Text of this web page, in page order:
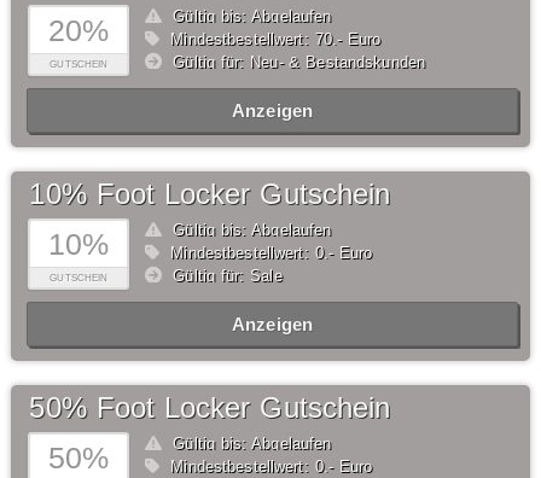
20%
GUTSCHEIN
Gültig bis: Abgelaufen
Mindestbestellwert: 70,- Euro
Gültig für: Neu- & Bestandskunden
Anzeigen
10%
GUTSCHEIN
10% Foot Locker Gutschein
Gültig bis: Abgelaufen
Mindestbestellwert: 0,- Euro
Gültig für: Sale
Anzeigen
50%
50% Foot Locker Gutschein
Gültig bis: Abgelaufen
Mindestbestellwert: 0,- Euro